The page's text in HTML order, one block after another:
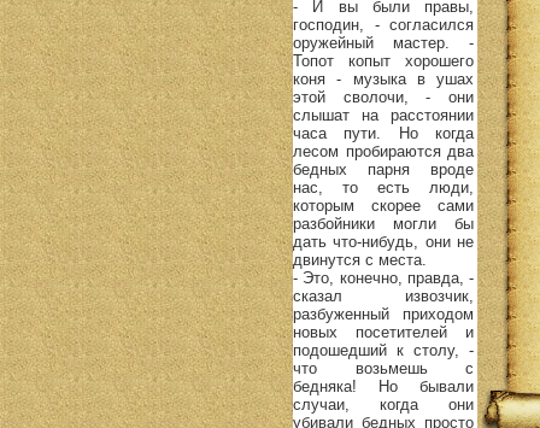
- И вы были правы,
господин, - согласился
оружейный мастер. -
Топот копыт хорошего
коня - музыка в ушах
этой сволочи, - они
слышат на расстоянии
часа пути. Но когда
лесом пробираются два
бедных парня вроде
нас, то есть люди,
которым скорее сами
разбойники могли бы
дать что-нибудь, они не
двинутся с места.
- Это, конечно, правда, -
сказал извозчик,
разбуженный приходом
новых посетителей и
подошедший к столу, -
что возьмешь с
бедняка! Но бывали
случаи, когда они
убивали бедных просто